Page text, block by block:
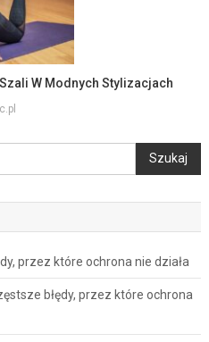
W Modnych Stylizacjach
Szukaj
przez które ochrona nie działa
błędy, przez które ochrona